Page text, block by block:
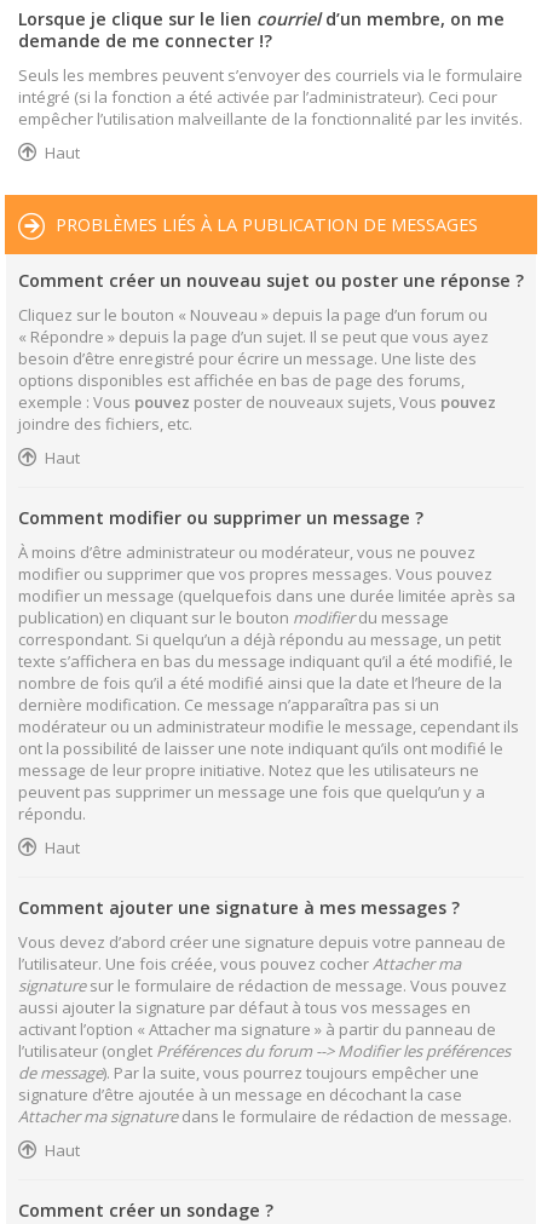
Lorsque je clique sur le lien courrield’un membre, on me
demande de me connecter !?
Seuls les membres peuvent s’envoyer des courriels via le formulaire
intégré (si la fonction a été activée par l’administrateur). Ceci pour
empêcher l’utilisation malveillante de la fonctionnalité par les invités.
Haut
PROBLÈMES LIÉS À LA PUBLICATION DE MESSAGES
Comment créer un nouveau sujet ou poster une réponse ?
Cliquez sur le bouton « Nouveau » depuis la page d’un forum ou
« Répondre » depuis la page d’un sujet. Il se peut que vous ayez
besoin d’être enregistré pour écrire un message. Une liste des
options disponibles est affichée en bas de page des forums,
exemple : Vous pouvez poster de nouveaux sujets, Vous pouvez
joindre des fichiers, etc.
Haut
Comment modifier ou supprimer un message ?
À moins d’être administrateur ou modérateur, vous ne pouvez
modifier ou supprimer que vos propres messages. Vous pouvez
modifier un message (quelquefois dans une durée limitée après sa
publication) en cliquant sur le bouton modifierdu message
correspondant. Si quelqu’un a déjà répondu au message, un petit
texte s’affichera en bas du message indiquant qu’il a été modifié, le
nombre de fois qu’il a été modifié ainsi que la date et l’heure de la
dernière modification. Ce message n’apparaîtra pas si un
modérateur ou un administrateur modifie le message, cependant ils
ont la possibilité de laisser une note indiquant qu’ils ont modifié le
message de leur propre initiative. Notez que les utilisateurs ne
peuvent pas supprimer un message une fois que quelqu’un y a
répondu.
Haut
Comment ajouter une signature à mes messages ?
Vous devez d’abord créer une signature depuis votre panneau de
l’utilisateur. Une fois créée, vous pouvez cocherAttacher ma
signaturesur le formulaire de rédaction de message. Vous pouvez
aussi ajouter la signature par défaut à tous vos messages en
activant l’option « Attacher ma signature » à partir du panneau de
l’utilisateur (onglet Préférences du forum --> Modifier les préférences
de message). Par la suite, vous pourrez toujours empêcher une
signature d’être ajoutée à un message en décochant la case
Attacher ma signaturedans le formulaire de rédaction de message.
Haut
Comment créer un sondage ?